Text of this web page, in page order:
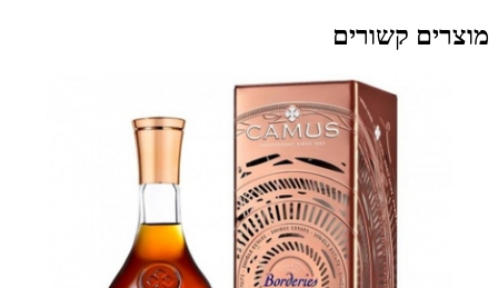
מוצרים קשורים